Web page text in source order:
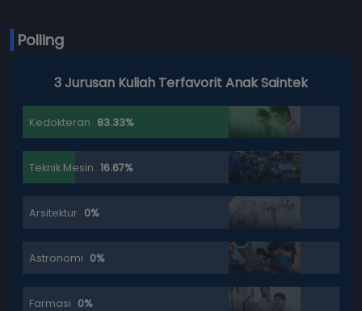
Polling
Saintek 3 Jurusan Kuliah Terfavorit Anak
Hukum
Psikologi
Hubungan Internasional 12.5%
12.5%